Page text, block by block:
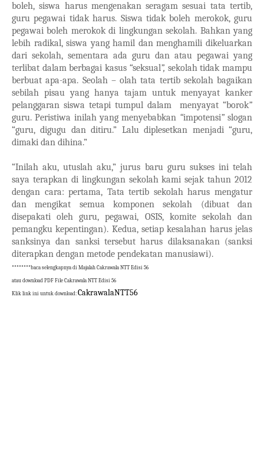
boleh, siswa harus mengenakan seragam sesuai tata tertib,
guru pegawai tidak harus. Siswa tidak boleh merokok, guru
pegawai boleh merokok di lingkungan sekolah. Bahkan yang
lebih radikal, siswa yang hamil dan menghamili dikeluarkan
dari sekolah, sementara ada guru dan atau pegawai yang
terlibat dalam berbagai kasus “seksual”, sekolah tidak mampu
berbuat apa-apa. Seolah – olah tata tertib sekolah bagaikan
sebilah pisau yang hanya tajam untuk menyayat kanker
pelanggaran siswa tetapi tumpul dalam menyayat “borok”
guru. Peristiwa inilah yang menyebabkan “impotensi”slogan
“guru, digugu dan ditiru.” Lalu diplesetkan menjadi “guru,
dimaki dan dihina.”
“Inilah aku, utuslah aku,” jurus baru guru sukses ini telah
saya terapkan di lingkungan sekolah kami sejak tahun 2012
dengan cara: pertama, Tata tertib sekolah harus mengatur
dan mengikat semua komponen sekolah (dibuat dan
disepakati oleh guru, pegawai, OSIS, komite sekolah dan
pemangku kepentingan). Kedua, setiap kesalahan harus jelas
sanksinya dan sanksi tersebut harus dilaksanakan (sanksi
diterapkan dengan metode pendekatan manusiawi).
********baca selengkapnya di Majalah Cakrawala NTT Edisi 56
atau download PDF File Cakrawala NTT Edisi 56
Klik link ini untuk download: CakrawalaNTT56